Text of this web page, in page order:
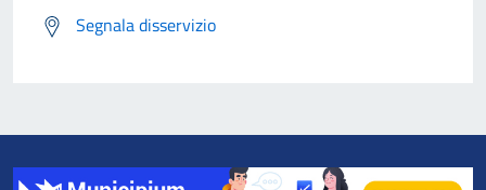
Segnala disservizio